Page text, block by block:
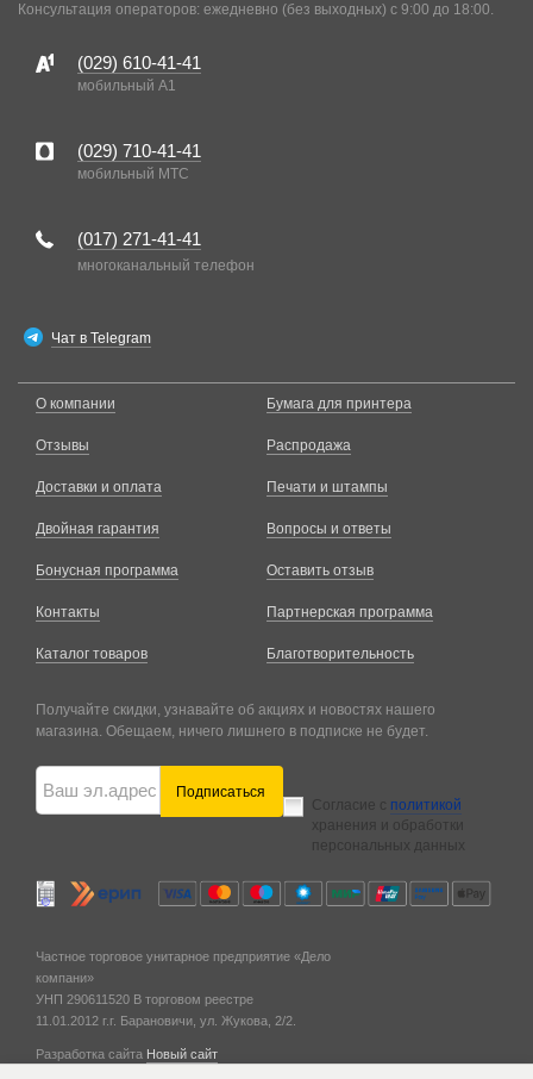
Консультация операторов: ежедневно (без выходных) с 9:00 до 18:00.
(029) 610-41-41
мобильный A1
(029) 710-41-41
мобильный MTC
(017) 271-41-41
многоканальный телефон
Чат в Telegram
О компании
Отзывы
Доставки и оплата
Двойная гарантия
Бонусная программа
Контакты
Каталог товаров
Бумага для принтера
Распродажа
Печати и штампы
Вопросы и ответы
Оставить отзыв
Партнерская программа
Благотворительность
Получайте скидки, узнавайте об акциях и новостях нашего
магазина. Обещаем, ничего лишнего в подписке не будет.
Подписаться
Согласие с политикой
хранения и обработки
персональных данных
Частное торговое унитарное предприятие «Дело
компани»
УНП 290611520 В торговом реестре
11.01.2012 г. г. Барановичи, ул. Жукова, 2/2.
Разработка сайта Новый сайт